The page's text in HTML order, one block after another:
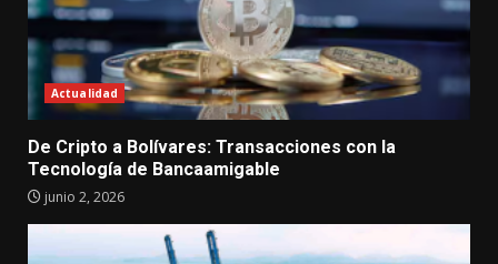
Actualidad
De Cripto a Bolívares: Transacciones con la
Tecnología de Bancaamigable
junio 2, 2026